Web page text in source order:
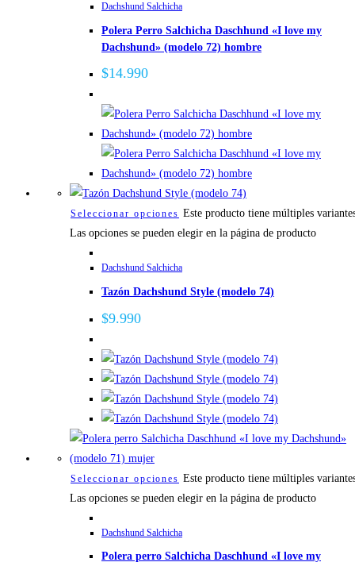
Dachshund Salchicha
Polera Perro Salchicha Daschhund «I love my
Dachshund» (modelo 72) hombre
$14.990
Seleccionar opciones Este producto tiene múltiples
Las opciones se pueden elegir en la página de producto
Dachshund Salchicha
Tazón Dachshund Style (modelo 74)
$9.990
Seleccionar opciones Este producto tiene múltiples
Las opciones se pueden elegir en la página de producto
Dachshund Salchicha
Polera perro Salchicha Daschhund «I love my